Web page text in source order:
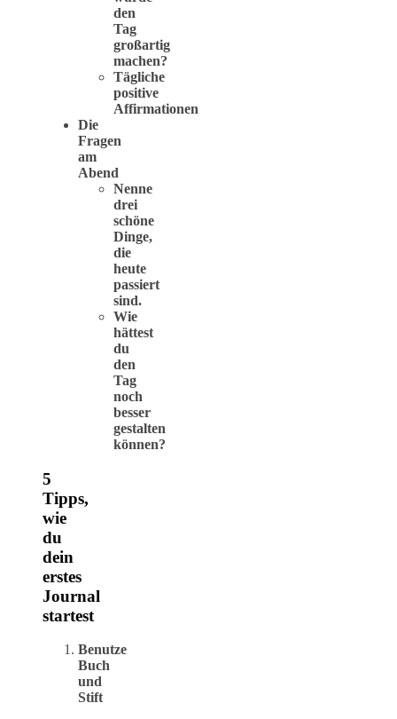
den
Tag
großartig
machen?
Tägliche
positive
Affirmationen
Die
Fragen
am
Abend
Nenne
drei
schöne
Dinge,
die
heute
passiert
sind.
Wie
hättest
du
den
Tag
noch
besser
gestalten
können?
5
Tipps,
wie
du
dein
erstes
Journal
startest
Benutze
Buch
und
Stift